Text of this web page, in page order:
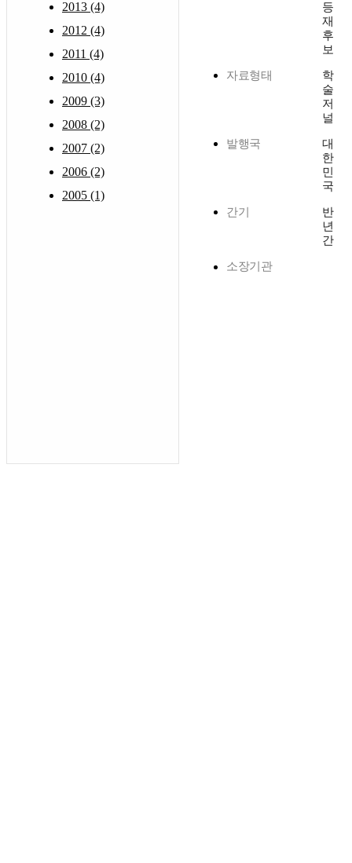
2013 (4)
2012 (4)
2011 (4)
2010 (4)
2009 (3)
2008 (2)
2007 (2)
2006 (2)
2005 (1)
등
재
후
보
자료형태
학
술
저
널
발행국
대
한
민
국
간기
반
년
간
소장기관